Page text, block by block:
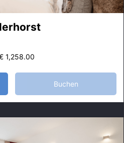
1,258.00
Buchen